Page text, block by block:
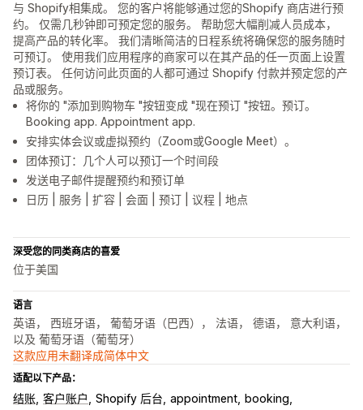
与 Shopify相集成。 您的客户将能够通过您的Shopify 商店进行预
约。 仅需几秒钟即可预定您的服务。 帮助您大幅削减人员成本，
提高产品的转化率。 我们清晰简洁的日程系统将确保您的服务随时
可预订。 使用我们应用程序的商家可以在其产品的任一页面上设置
预订表。 任何访问此页面的人都可通过 Shopify 付款并预定您的产
品或服务。
将你的 "添加到购物车 "按钮变成 "现在预订 "按钮。预订。
Booking app. Appointment app.
安排实体会议或虚拟预约（Zoom或Google Meet）。
团体预订：几个人可以预订一个时间段
发送电子邮件提醒预约和预订单
日历 | 服务 | 扩容 | 会面 | 预订 | 议程 | 地点
深受您的同类商店的喜爱
位于美国
语言
英语， 西班牙语， 葡萄牙语（巴西）， 法语， 德语， 意大利语，
以及 葡萄牙语（葡萄牙）
这款应用未翻译成简体中文
适配以下产品：
结账 客户账户 Shopify 后台 appointment
booking